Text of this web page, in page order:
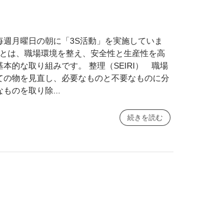
週月曜日の朝に「3S活動」を実施していま
は、職場環境を整え、安全性と生産性を高
本的な取り組みです。 整理（SEIRI） 職場
の物を見直し、必要なものと不要なものに分
のを取り除...
続きを読む